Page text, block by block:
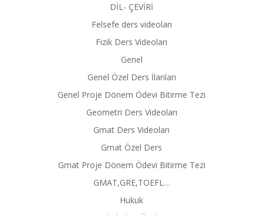
DİL- ÇEVİRİ
Felsefe ders videoları
Fizik Ders Videoları
Genel
Genel Özel Ders İlanları
Genel Proje Dönem Ödevi Bitirme Tezi
Geometri Ders Videoları
Gmat Ders Videoları
Gmat Özel Ders
Gmat Proje Dönem Ödevi Bitirme Tezi
GMAT,GRE,TOEFL…
Hukuk